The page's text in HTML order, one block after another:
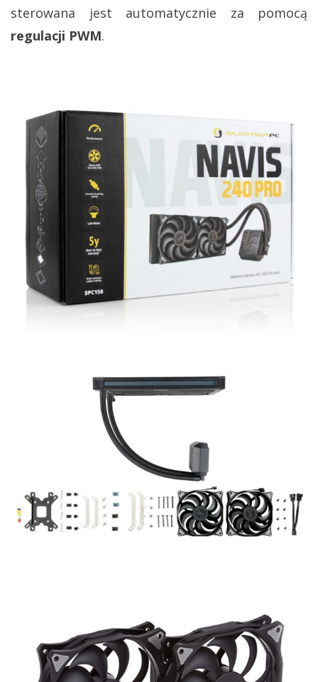
sterowana jest automatycznie za pomocą
regulacji PWM.